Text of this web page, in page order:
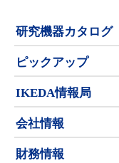
研究機器カタログ
ピックアップ
IKEDA情報局
会社情報
財務情報